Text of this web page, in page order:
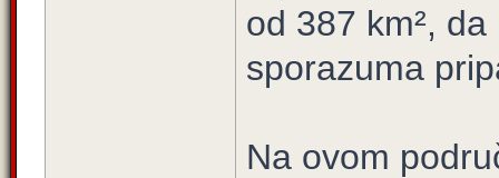
od 387 km²,
sporazuma
Na ovom